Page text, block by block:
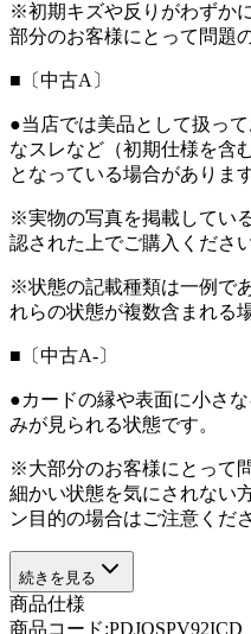
※初期キズや反りがわずか
部分のお客様にとって問題
■〔中古A〕
●当店では美品として扱っ
なスレなど（初期仕様を含
となっている場合があります
※実物の写真を掲載してい
認された上でご購入ください
※状態の記載種類は一例で
れらの状態が複数含まれる
■〔中古A-〕
●カードの縁や表面に小さ
みが見られる状態です。
※大部分のお客様にとって
細かい状態を気にされない
ン目的の場合はご注意くだ
続きを見る
商品仕様
商品コード:PDJQSPV92ICD